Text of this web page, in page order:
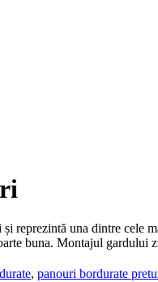
reprezintă una dintre
buna. Montajul
, panouri bordurate